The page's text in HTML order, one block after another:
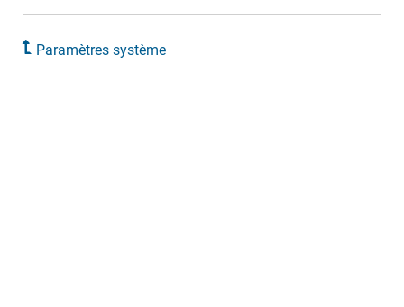
Paramètres système